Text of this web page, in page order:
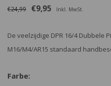
€24,99 €9,95 Inkl. MwSt.
De veelzijdige DPR 16/4 Dubbele
M16/M4/AR15 standaard
Farbe: